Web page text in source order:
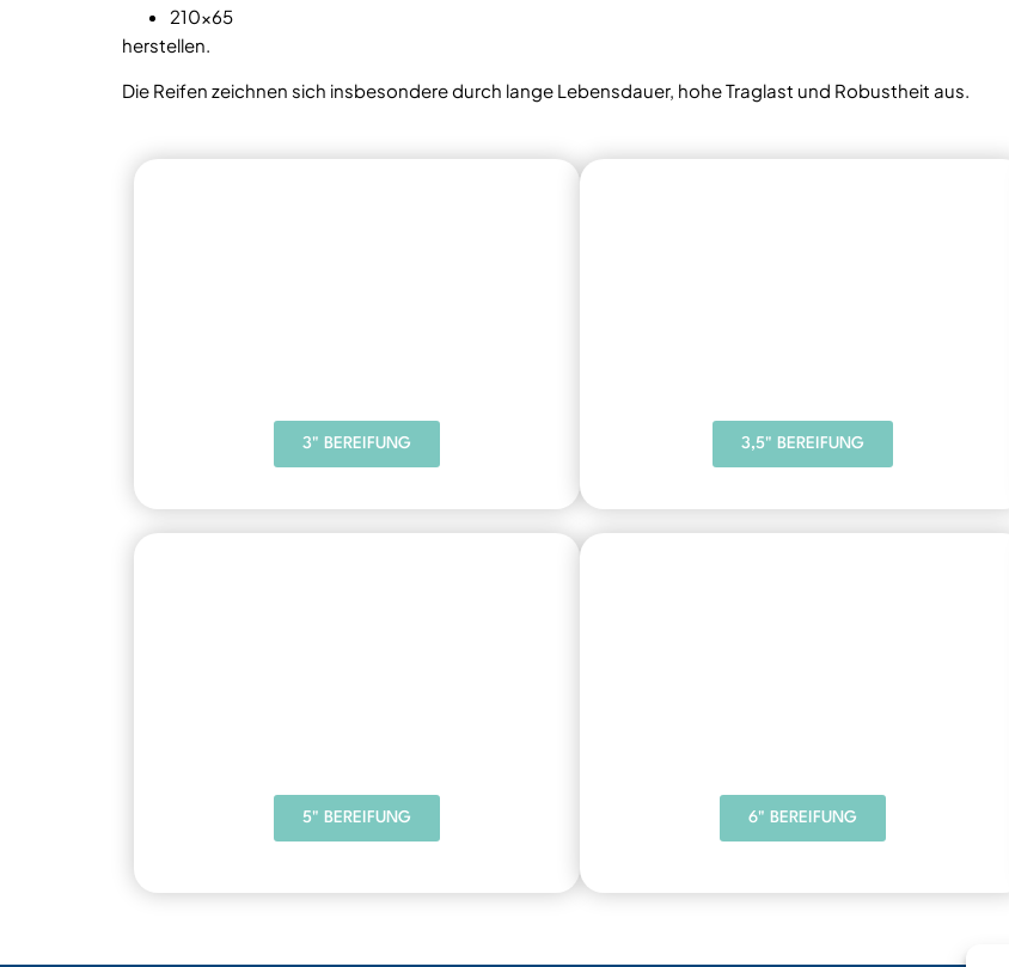
210×65
herstellen.
Die Reifen zeichnen sich insbesondere durch lange Lebensdauer, hohe Traglast und Robustheit aus.
3" BEREIFUNG 3,5" BEREIFUNG
5" BEREIFUNG 6" BEREIFUNG